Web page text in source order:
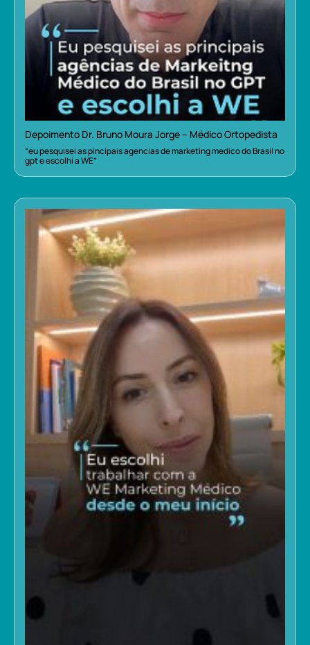
Depoimento Dr. Bruno Moura Jorge – Médico Ortopedista
“eu pesquisei as pincipais agencias de marketing medico do Brasil no
gpt e escolhi a WE”